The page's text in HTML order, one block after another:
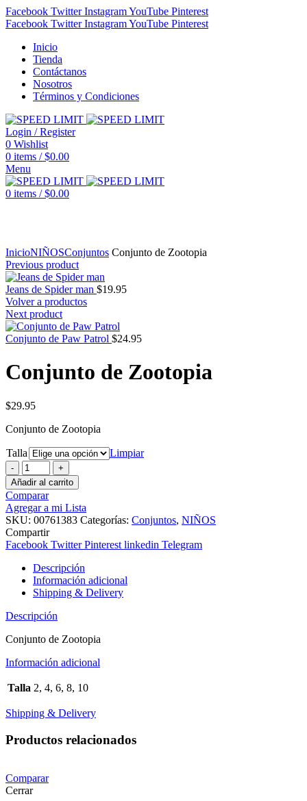
Facebook Twitter InstagramYouTube Pinterest
Facebook Twitter InstagramYouTube Pinterest
Inicio
Tienda
Contáctanos
Nosotros
Términos y Condiciones
Login / Register
0 Wishlist
0 items / $0.00
Menu
0 items / $0.00
InicioNIÑOSConjuntos Conjunto de Zootopia
Previous product
Jeans de Spider man $19.95
Volver a productos
Next product
Conjunto de Paw Patrol $24.95
Conjunto de Zootopia
$29.95
Conjunto de Zootopia
Talla
Limpiar
Conjunto
de
Zootopia
cantidad
Añadir al carrito
Comparar
Agregar a mi Lista
SKU: 00761383 Categorías: Conjuntos, NIÑOS
Compartir
Facebook Twitter Pinterest linkedin Telegram
Descripción
Información adicional
Shipping & Delivery
Descripción
Conjunto de Zootopia
Información adicional
Talla 2, 4, 6, 8, 10
Shipping & Delivery
Productos relacionados
Comparar
Cerrar